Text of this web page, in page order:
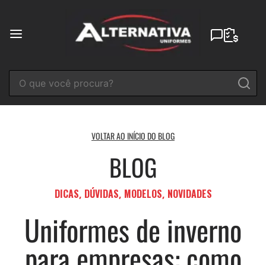
VOLTAR AO INÍCIO DO BLOG
BLOG
DICAS, DÚVIDAS, MODELOS, NOVIDADES
Uniformes de inverno